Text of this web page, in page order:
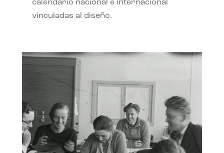
calendario nacional e internacional
vinculadas al diseño.